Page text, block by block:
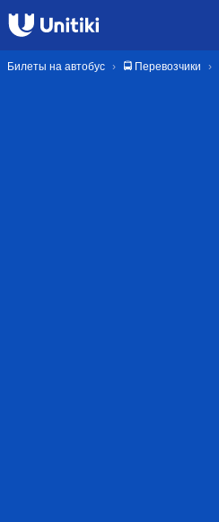
Билеты на автобус 🚍 Перевозчики